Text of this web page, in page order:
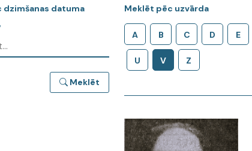
dzimšanas datuma
Meklēt
Meklēt pēc uzvārda
A B C D E
U V Z